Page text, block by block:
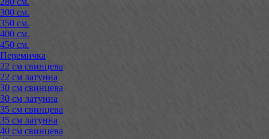
300 см.
350 см.
400 см.
450 см.
Перемичка
22 см свинцева
22 см латунна
30 см свинцева
30 см латунна
35 см свинцева
35 см латунна
40 см свинцева